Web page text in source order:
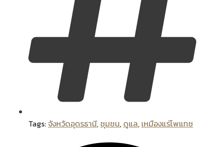
Tags:จังหวัดอุดรธานี, ชุมชน, ดูแล, เหมืองแร่โพแทช